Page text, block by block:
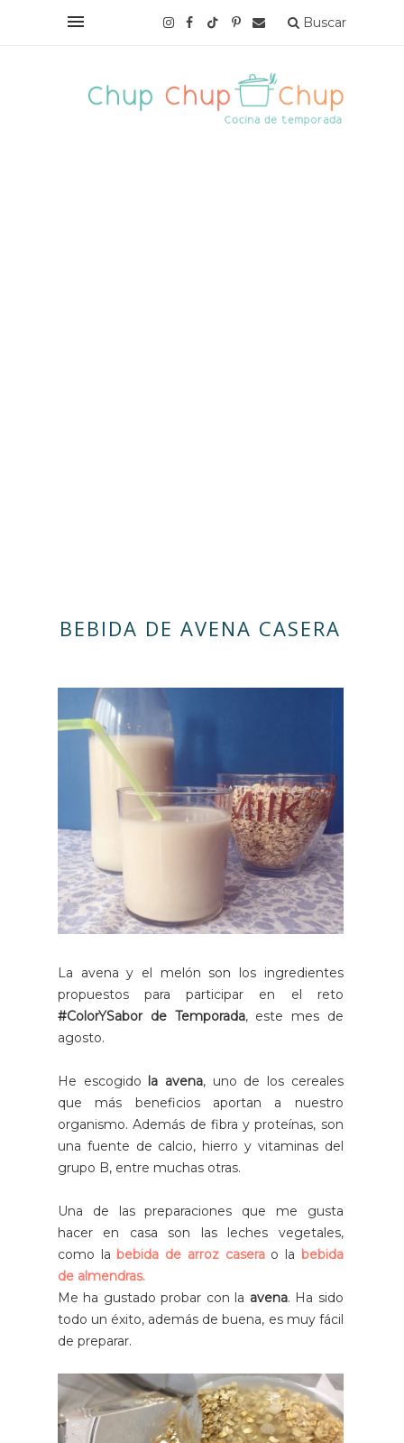
Buscar
BEBIDA DE AVENA CASERA
La avena y el melón son los ingredientes
propuestos para participar en el reto
#ColorYSabor de Temporada, este mes de
agosto.
He escogido la avena, uno de los cereales
que más beneficios aportan a nuestro
organismo. Además de fibra y proteínas, son
una fuente de calcio, hierro y vitaminas del
grupo B, entre muchas otras.
Una de las preparaciones que me gusta
hacer en casa son las leches vegetales,
como la bebida de arroz caserao la bebida
de almendras.
Me ha gustado probar con la avena. Ha sido
todo un éxito, además de buena, es muy fácil
de preparar.